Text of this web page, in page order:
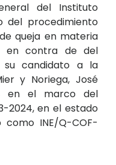
del Instituto
del procedimiento
queja en materia
en contra de del
su candidato a la
y Noriega, José
en el marco del
2024, en el estado
como INE/Q-COF-